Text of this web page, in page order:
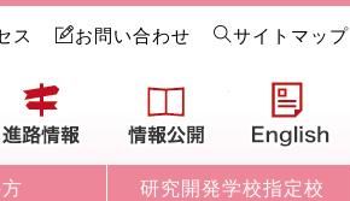
ス お問い合わせ サイトマップ
情報 進路情報 情報公開
研究開発学校指定校